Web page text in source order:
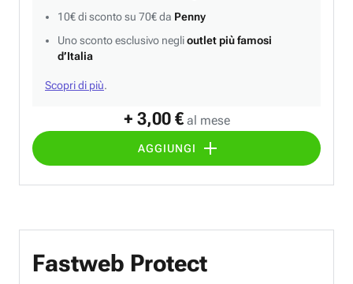
+ 3,00 € al mese
AGGIUNGI
10€ di sconto su 70€ da Penny
Uno sconto esclusivo neglioutlet più famosi
d’Italia
Scopri di più.
Fastweb Protect